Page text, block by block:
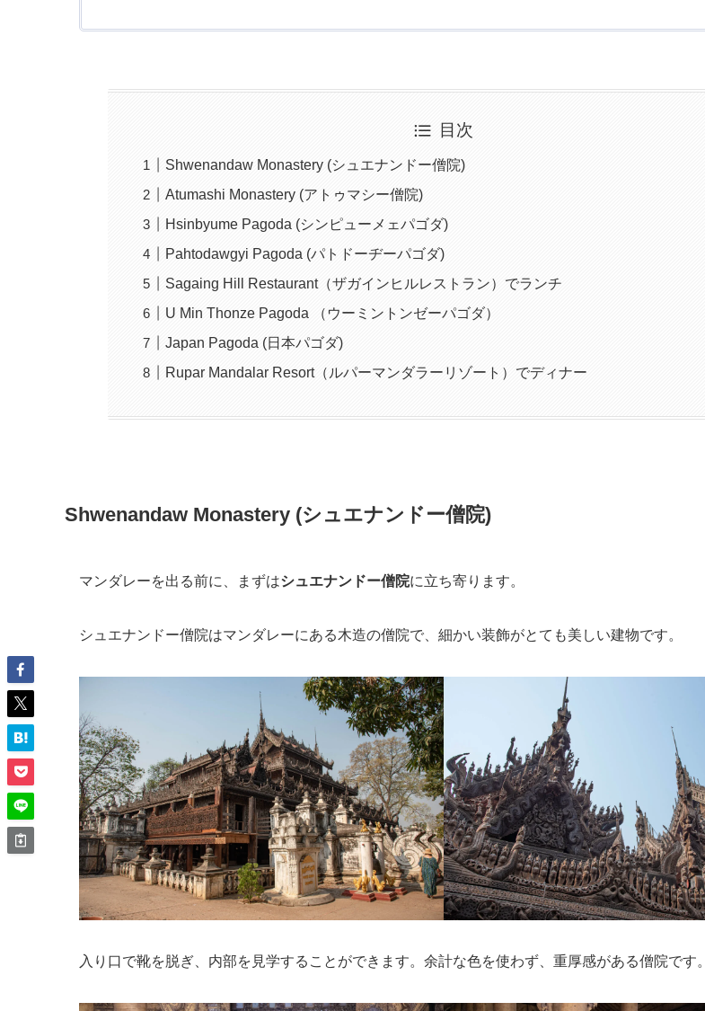
目次
Shwenandaw Monastery (シュエナンドー僧院)
Atumashi Monastery (アトゥマシー僧院)
Hsinbyume Pagoda (シンピューメェパゴダ)
Pahtodawgyi Pagoda (パトドーヂーパゴダ)
Sagaing Hill Restaurant（ザガインヒルレストラン）でランチ
U Min Thonze Pagoda （ウーミントンゼーパゴダ）
Japan Pagoda (日本パゴダ)
Rupar Mandalar Resort（ルパーマンダラーリゾート）でディナー
Shwenandaw Monastery (シュエナンドー僧院)
マンダレーを出る前に、まずはシュエナンドー僧院に立ち寄ります。
シュエナンドー僧院はマンダレーにある木造の僧院で、細かい装飾がとても美しい建物です。
入り口で靴を脱ぎ、内部を見学することができます。余計な色を使わず、重厚感がある僧院です。